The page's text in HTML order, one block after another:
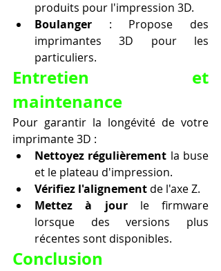
produits pour l'impression 3D.
Boulanger : Propose des
imprimantes 3D pour les
particuliers.
Entretien et
maintenance
Pour garantir la longévité de votre
imprimante 3D :
Nettoyez régulièrement la buse
et le plateau d'impression.
Vérifiez l'alignement de l'axe Z.
Mettez à jour le firmware
lorsque des versions plus
récentes sont disponibles.
Conclusion